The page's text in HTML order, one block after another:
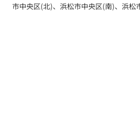
市中央区(北)、浜松市中央区(南)、浜松